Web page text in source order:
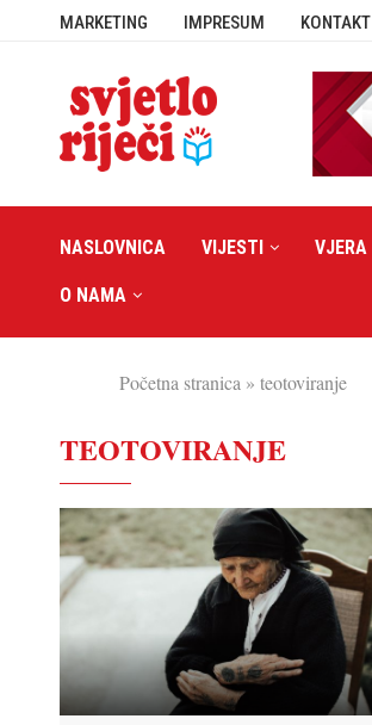
MARKETING IMPRESUM KONTAKT
NASLOVNICA VIJESTI VJERA
O NAMA
Početna stranica » teotoviranje
TEOTOVIRANJE